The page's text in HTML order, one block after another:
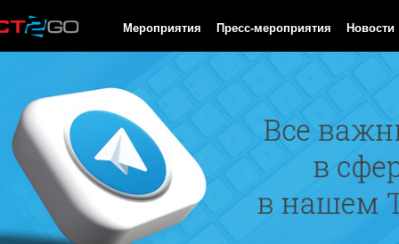
Мероприятия Пресс-мероприятия Новости